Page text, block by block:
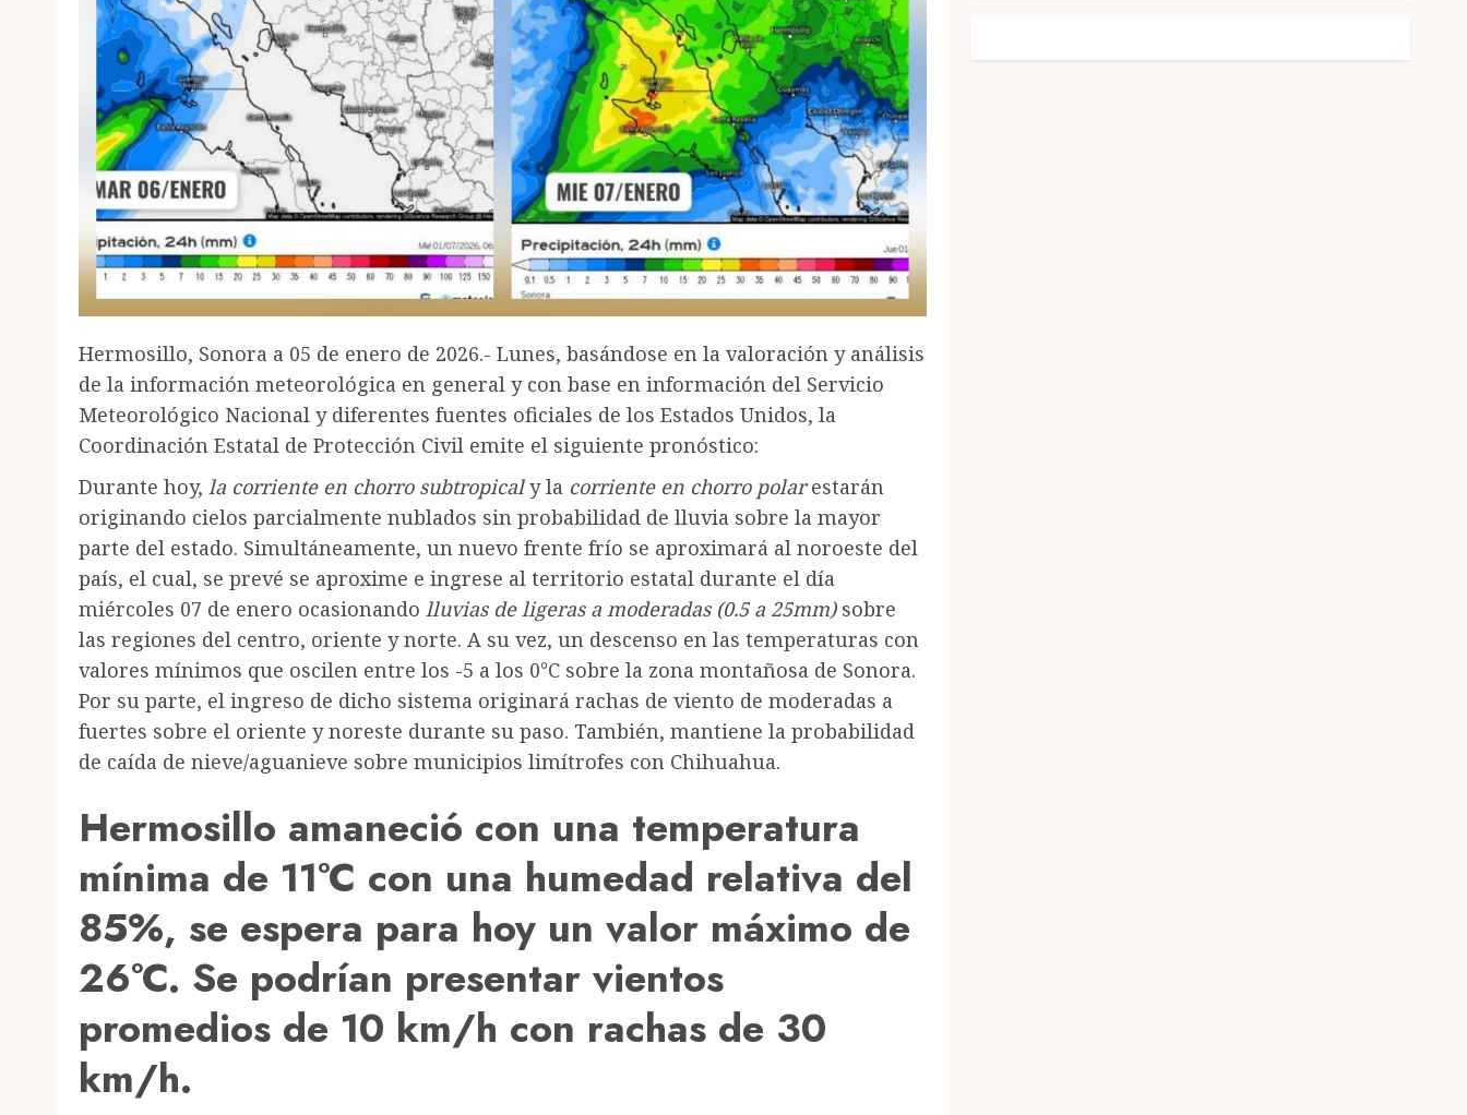
Hermosillo, Sonora a 05 de enero de 2026.- Lunes, basándose en la valoración y análisis
de la información meteorológica en general y con base en información del Servicio
Meteorológico Nacional y diferentes fuentes oficiales de los Estados Unidos, la
Coordinación Estatal de Protección Civil emite el siguiente pronóstico:
Durante hoy, la corriente en chorro subtropicaly la corriente en chorro polarestarán
originando cielos parcialmente nublados sin probabilidad de lluvia sobre la mayor
parte del estado. Simultáneamente, un nuevo frente frío se aproximará al noroeste del
país, el cual, se prevé se aproxime e ingrese al territorio estatal durante el día
miércoles 07 de enero ocasionando lluvias de ligeras a moderadas (0.5 a 25mm)sobre
las regiones del centro, oriente y norte. A su vez, un descenso en las temperaturas con
valores mínimos que oscilen entre los -5 a los 0°C sobre la zona montañosa de Sonora.
Por su parte, el ingreso de dicho sistema originará rachas de viento de moderadas a
fuertes sobre el oriente y noreste durante su paso. También, mantiene la probabilidad
de caída de nieve/aguanieve sobre municipios limítrofes con Chihuahua.
Hermosillo amaneció con una temperatura
mínima de 11°C con una humedad relativa del
85%, se espera para hoy un valor máximo de
26°C. Se podrían presentar vientos
promedios de 10 km/h con rachas de 30
km/h.